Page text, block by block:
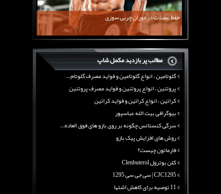
حفظ عضلات در دوران چربی سوزی
مطالب پر بازدید مکمل شاپ
معرفی یک برنامه غذایی جامع برای افزایش قد
چربی سوزی با چای سبز
بیوگرافی علی تبریزی
منابع پروتئینی غیر گوشتی
آرژنین ، فواید آرژنین و نقش آرژنین در بدن
گلوتامین ، انواع گلوتامین و فواید مصرف گلوتام...
پروتئین ، انواع پروتئین و فواید مصرف پروتئین
کراتین ، انواع کراتین و فواید کراتین
بیوگرافی بیت الله عباسپور
سرگی کنستانس چگونه بر روی بازو های فوق العاده...
روش های افزایش پیک بازو
فارماتون چیست؟
کلن بوترول Clenbuterol
CJC1295 | سی جی سی 1295
11 توصیه برای کاهش اشتها